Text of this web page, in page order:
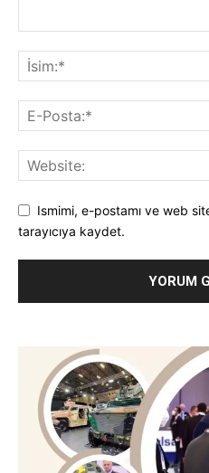
Ismimi, e-postamı ve web
tarayıcıya kaydet.